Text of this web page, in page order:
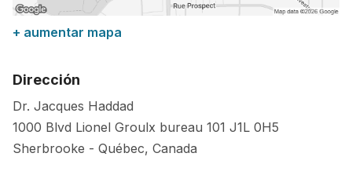
+ aumentar mapa
Dirección
Dr. Jacques Haddad
1000 Blvd Lionel Groulx bureau 101 J1L 0H5
Sherbrooke - Québec, Canada